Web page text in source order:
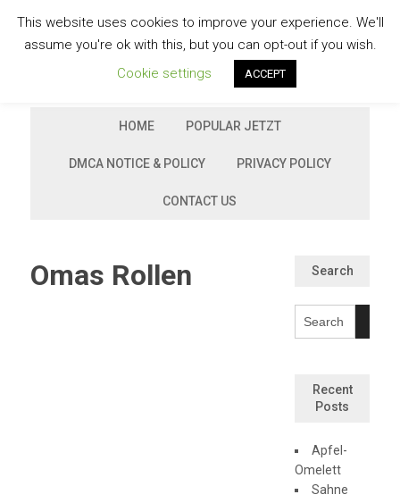
contentGESCHMACKVOLL
HOME POPULAR JETZT
DMCA NOTICE & POLICY PRIVACY POLICY
CONTACT US
Omas Rollen Search
Recent
Posts
Apfel-
Omelett
Sahne
This website uses cookies to improve your experience. We'll
assume you're ok with this, but you can opt-out if you wish.
Cookie settings
ACCEPT